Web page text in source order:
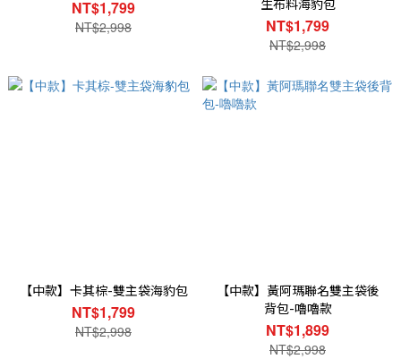
NT$1,799
NT$2,998
生布料海豹包
NT$1,799
NT$2,998
【中款】卡其棕-雙主袋海豹包
NT$1,799
NT$2,998
【中款】黃阿瑪聯名雙主袋後
背包-嚕嚕款
NT$1,899
NT$2,998